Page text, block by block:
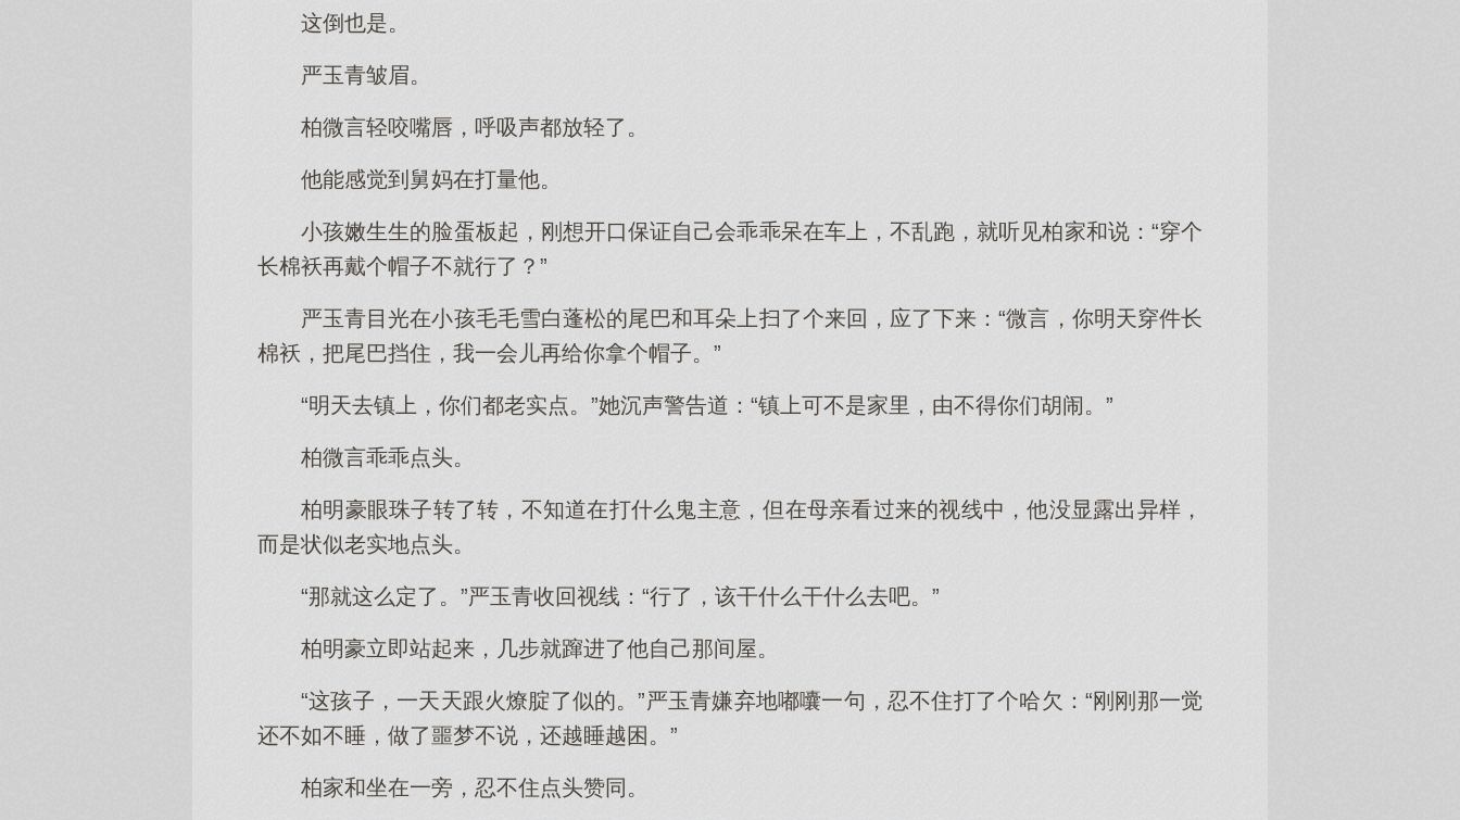
这倒也是。
严玉青皱眉。
柏微言轻咬嘴唇，呼吸声都放轻了。
他能感觉到舅妈在打量他。
小孩嫩生生的脸蛋板起，刚想开口保证自己会乖乖呆在车上，不乱跑，就听见柏家和说：“穿个
长棉袄再戴个帽子不就行了？”
严玉青目光在小孩毛毛雪白蓬松的尾巴和耳朵上扫了个来回，应了下来：“微言，你明天穿件长
棉袄，把尾巴挡住，我一会儿再给你拿个帽子。”
“明天去镇上，你们都老实点。”她沉声警告道：“镇上可不是家里，由不得你们胡闹。”
柏微言乖乖点头。
柏明豪眼珠子转了转，不知道在打什么鬼主意，但在母亲看过来的视线中，他没显露出异样，
而是状似老实地点头。
“那就这么定了。”严玉青收回视线：“行了，该干什么干什么去吧。”
柏明豪立即站起来，几步就蹿进了他自己那间屋。
“这孩子，一天天跟火燎腚了似的。”严玉青嫌弃地嘟囔一句，忍不住打了个哈欠：“刚刚那一觉
还不如不睡，做了噩梦不说，还越睡越困。”
柏家和坐在一旁，忍不住点头赞同。